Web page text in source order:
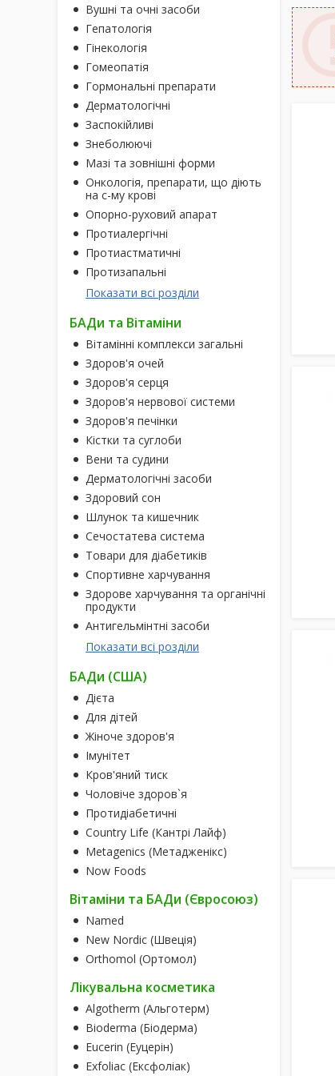
Вушні та очні засоби
Гепатологія
Гінекологія
Гомеопатія
Гормональні препарати
Дерматологічні
Заспокійливі
Знеболюючі
Мазі та зовнішні форми
Онкологія, препарати, що діють
на с-му крові
Опорно-руховий апарат
Протиалергічні
Протиастматичні
Протизапальні
Показати всі розділи
БАДи та Вітаміни
Вітамінні комплекси загальні
Здоров'я очей
Здоров'я серця
Здоров'я нервової системи
Здоров'я печінки
Кістки та суглоби
Вени та судини
Дерматологічні засоби
Здоровий сон
Шлунок та кишечник
Сечостатева система
Товари для діабетиків
Спортивне харчування
Здорове харчування та органічні
продукти
Антигельмінтні засоби
Показати всі розділи
БАДи (США)
Дієта
Для дітей
Жіноче здоров'я
Імунітет
Кров'яний тиск
Чоловіче здоров`я
Протидіабетичні
Country Life (Кантрі Лайф)
Metagenics (Метадженікс)
Now Foods
Вітаміни та БАДи (Євросоюз)
Named
New Nordic (Швеція)
Orthomol (Ортомол)
Лікувальна косметика
Algotherm (Альготерм)
Bioderma (Біодерма)
Eucerin (Еуцерін)
Exfoliac (Ексфоліак)